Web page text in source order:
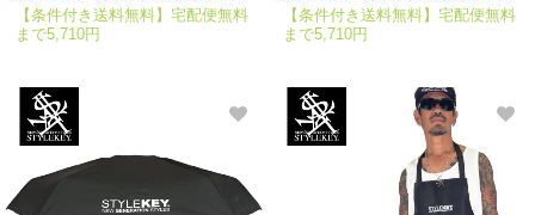
【条件付き送料無料】宅配便無料
まで5,710円
【条件付き送料無料】宅配便無料
まで5,710円